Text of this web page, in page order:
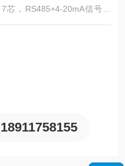
，RS485+4-20mA信号输
诊断
18911758155